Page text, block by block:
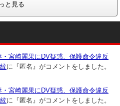
と見る
宮崎麗果にDV疑惑、保護命令違反
に『匿名』がコメントをしました。
宮崎麗果にDV疑惑、保護命令違反
に『匿名』がコメントをしました。